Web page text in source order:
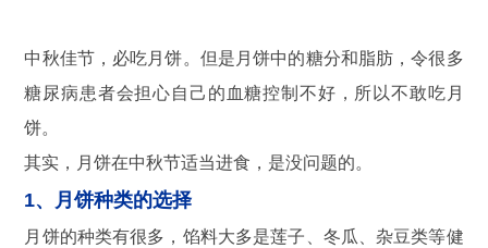
中秋佳节，必吃月饼。但是月饼中的糖分和脂肪，令很多
糖尿病患者会担心自己的血糖控制不好，所以不敢吃月
饼。
其实，月饼在中秋节适当进食，是没问题的。
1、月饼种类的选择
月饼的种类有很多，馅料大多是莲子、冬瓜、杂豆类等健